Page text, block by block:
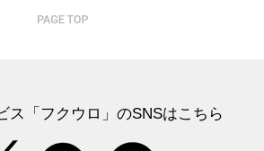
ス「フクウロ」のSNSはこちら